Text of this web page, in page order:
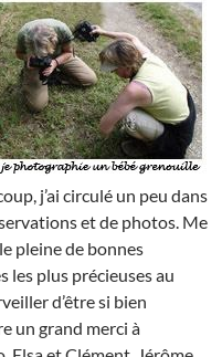
j’ai circulé un peu dans
et de photos. Me
pleine de bonnes
les plus précieuses au
d’être si bien
un grand merci à